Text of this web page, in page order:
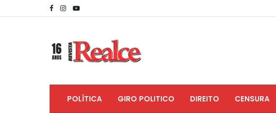
POLÍTICA GIRO POLITICO DIREITO CENSURA